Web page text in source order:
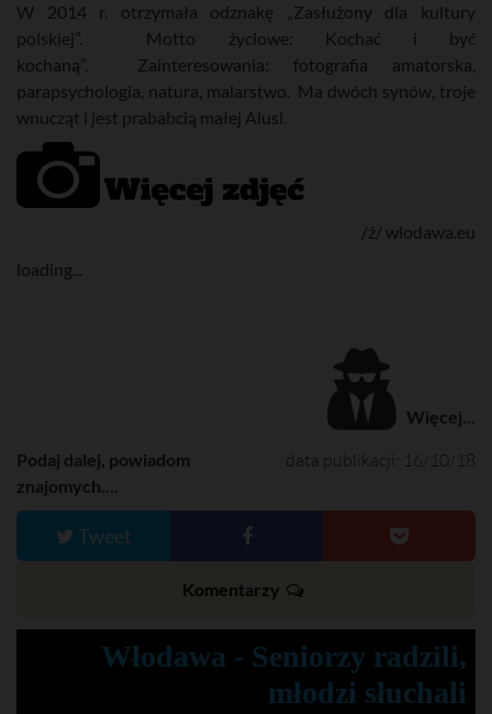
W 2014 r. otrzymała odznakę „Zasłużony dla kultury
polskiej”. Motto życiowe: Kochać i być
kochaną”. Zainteresowania: fotografia amatorska,
parapsychologia, natura, malarstwo. Ma dwóch synów, troje
wnucząt i jest prababcią małej Alusi.
/ź/ wlodawa.eu
loading...
Więcej...
data publikacji: 16/10/18
Podaj dalej, powiadom
znajomych....
Tweet
Komentarzy
Włodawa - Seniorzy radzili,
młodzi słuchali